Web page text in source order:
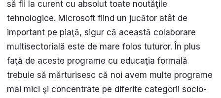
să fii la curent cu absolut toate noutăţile
tehnologice. Microsoft fiind un jucător atât de
important pe piaţă, sigur că această colaborare
multisectorială este de mare folos tuturor. În plus
faţă de aceste programe cu educaţia formală
trebuie să mărturisesc că noi avem multe programe
mai mici şi concentrate pe diferite categorii socio-